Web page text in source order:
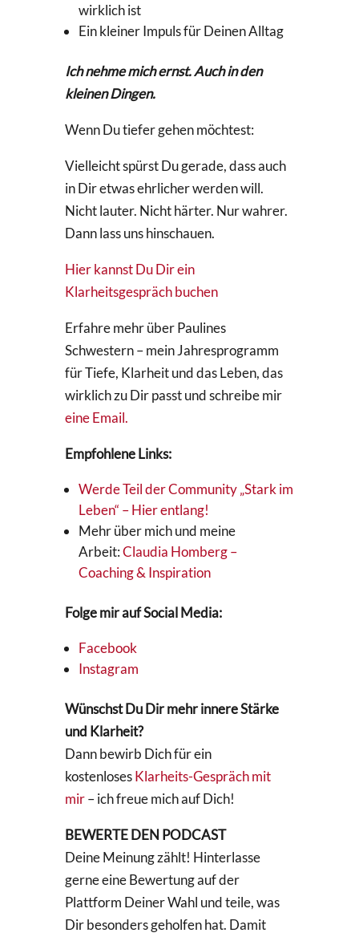
wirklich ist
Ein kleiner Impuls für Deinen Alltag
Ich nehme mich ernst. Auch in den
kleinen Dingen.
Wenn Du tiefer gehen möchtest:
Vielleicht spürst Du gerade, dass auch
in Dir etwas ehrlicher werden will.
Nicht lauter. Nicht härter. Nur wahrer.
Dann lass uns hinschauen.
Hier kannst Du Dir ein
Klarheitsgespräch buchen
Erfahre mehr über Paulines
Schwestern – mein Jahresprogramm
für Tiefe, Klarheit und das Leben, das
wirklich zu Dir passt und schreibe mir
eine Email.
Empfohlene Links:
Werde Teil der Community „Stark im
Leben“ – Hier entlang!
Mehr über mich und meine
Arbeit:Claudia Homberg –
Coaching & Inspiration
Folge mir auf Social Media:
Facebook
Instagram
Wünschst Du Dir mehr innere Stärke
und Klarheit?
Dann bewirb Dich für ein
kostenlosesKlarheits-Gespräch mit
mir– ich freue mich auf Dich!
BEWERTE DEN PODCAST
Deine Meinung zählt! Hinterlasse
gerne eine Bewertung auf der
Plattform Deiner Wahl und teile, was
Dir besonders geholfen hat. Damit